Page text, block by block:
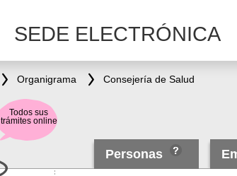
SEDE ELECTRÓNICA
Organigrama Consejería de Salud
Personas
Todos sus
trámites online